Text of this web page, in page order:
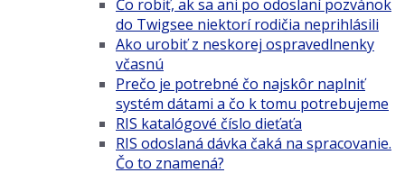
Čo robiť, ak sa ani po odoslaní pozvánok
do Twigsee niektorí rodičia neprihlásili
Ako urobiť z neskorej ospravedlnenky
včasnú
Prečo je potrebné čo najskôr naplniť
systém dátami a čo k tomu potrebujeme
RIS katalógové číslo dieťaťa
RIS odoslaná dávka čaká na spracovanie.
Čo to znamená?